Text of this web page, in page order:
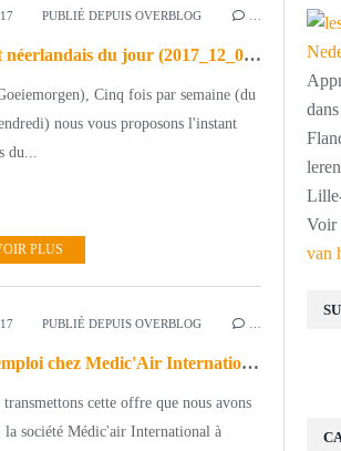
PUBLIÉ DEPUIS OVERBLOG
L'instant néerlandais du jour (2017_12_05): Vandaag wordt in Nederland ...
Cinq fois par semaine (du
nous vous proposons l'instant
du...
PLUS
PUBLIÉ DEPUIS OVERBLOG
Offre d'emploi chez Medic'Air International
transmettons cette offre que nous avons
société Médic'air International à
Voir
van